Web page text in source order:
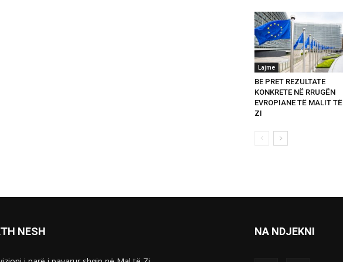
Lajme
BE PRET REZULTATE
KONKRETE NË RRUGËN
EVROPIANE TË MALIT TË
ZI
NESH NA NDJEKNI